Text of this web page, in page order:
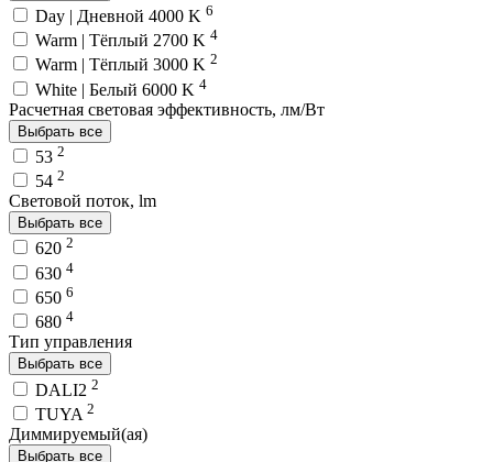
Day | Дневной 4000 K 6
Warm | Тёплый 2700 K 4
Warm | Тёплый 3000 K 2
White | Белый 6000 K 4
Расчетная световая эффективность, лм/Вт
Выбрать все
53 2
54 2
Световой поток, lm
Выбрать все
620 2
630 4
650 6
680 4
Тип управления
Выбрать все
DALI2 2
TUYA 2
Диммируемый(ая)
Выбрать все